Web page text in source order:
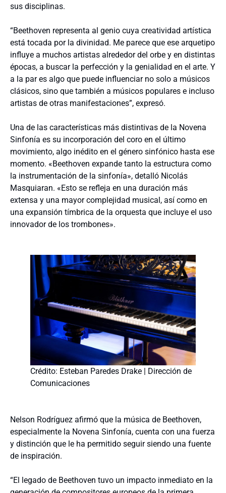
sus disciplinas.
“Beethoven representa al genio cuya creatividad artística
está tocada por la divinidad. Me parece que ese arquetipo
influye a muchos artistas alrededor del orbe y en distintas
épocas, a buscar la perfección y la genialidad en el arte. Y
a la par es algo que puede influenciar no solo a músicos
clásicos, sino que también a músicos populares e incluso
artistas de otras manifestaciones”, expresó.
Una de las características más distintivas de la Novena
Sinfonía es su incorporación del coro en el último
movimiento, algo inédito en el género sinfónico hasta ese
momento. «Beethoven expande tanto la estructura como
la instrumentación de la sinfonía», detalló Nicolás
Masquiaran. «Esto se refleja en una duración más
extensa y una mayor complejidad musical, así como en
una expansión tímbrica de la orquesta que incluye el uso
innovador de los trombones».
Crédito: Esteban Paredes Drake | Dirección de
Comunicaciones
Nelson Rodríguez afirmó que la música de Beethoven,
especialmente la Novena Sinfonía, cuenta con una fuerza
y distinción que le ha permitido seguir siendo una fuente
de inspiración.
“El legado de Beethoven tuvo un impacto inmediato en la